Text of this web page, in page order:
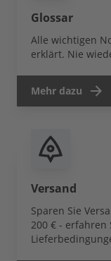
Glossar
Alle wichtigen
erklärt. Nie
Mehr dazu
Versand
Sparen Sie
200 € - erfahren